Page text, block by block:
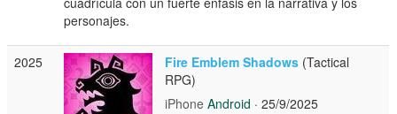
personajes.
2025 Fire Emblem Shadows (Tactical
RPG)
iPhone Android · 25/9/2025